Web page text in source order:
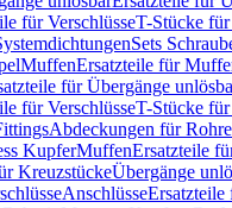
für VerschlüsseT-Stücke
Sets
MuffenErsatzteile für
für Übergänge
für VerschlüsseT-Stücke
Abdeckungen für Rohre
KupferMuffenErsatzteile
KreuzstückeÜbergänge
AnschlüsseErsatzteile